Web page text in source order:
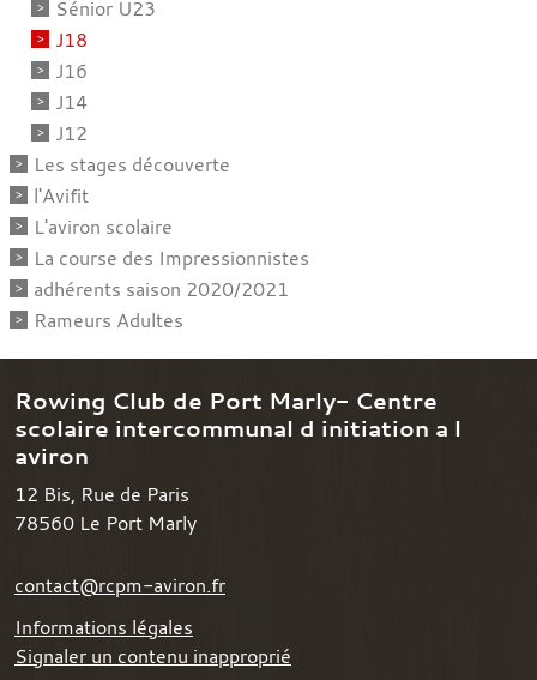
Sénior U23
J18
J16
J14
J12
Les stages découverte
l'Avifit
L'aviron scolaire
La course des Impressionnistes
adhérents saison 2020/2021
Rameurs Adultes
Rowing Club de Port Marly- Centre
scolaire intercommunal d initiation a l
aviron
12 Bis, Rue de Paris
78560 Le Port Marly
contact@rcpm-aviron.fr
Informations légales
Signaler un contenu inapproprié